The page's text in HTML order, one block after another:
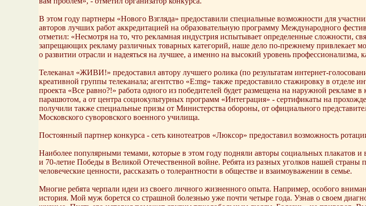
В этом году партнеры «Нового Взгляда» предоставили специальные возможности для
авторов лучших работ аккредитацией на образовательную программу Международного
отметил: «Несмотря на то, что рекламная индустрия испытывает определенные сложности,
запрещающих рекламу различных товарных категорий, наше дело по-прежнему привлекает
о развитии отрасли и надеяться на лучшее, а именно на высокий уровень профессионализма,
Телеканал «ЖИВИ!» предоставил автору лучшего ролика (по результатам интернет-
креативной группы телеканала; агентство «E:mg» также предоставило стажировку в
проекта «Все равно?!» работа одного из победителей будет размещена на наружной
парашютом, а от центра социокультурных программ «Интеграция» - сертификаты на
получили также специальные призы от Министерства обороны, от официального
Московского суворовского военного училища.
Постоянный партнер конкурса - сеть кинотеатров «Люксор» предоставил возможность
Наиболее популярными темами, которые в этом году подняли авторы социальных плакатов
и 70-летие Победы в Великой Отечественной войне. Ребята из разных уголков нашей
человеческие ценности, рассказать о толерантности в обществе и взаимоуважении в семье.
Многие ребята черпали идеи из своего личного жизненного опыта. Например, особого
история. Мой муж борется со страшной болезнью уже почти четыре года. Узнав о своем